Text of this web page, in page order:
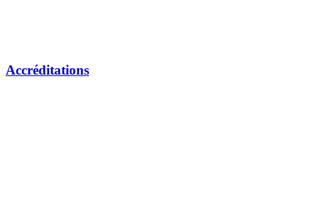
Accréditations